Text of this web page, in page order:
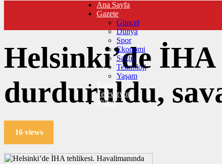
FOTO GALERİ
VIDEO GALERİ
TRAFİK DURUMU
NÖBETÇİ ECZANELER
CANLI SONUÇLAR
HABER GÖNDER
BURÇLAR
İLETİŞİM
Ana Sayfa
Gazete
Güncel
Dünya
Spor
Ekonomi
Sağlık
Teknoloji
Yaşam
Radyo
Televizyon
Video
Helsinki’de
durduruldu,
16 views